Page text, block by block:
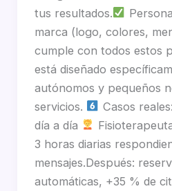
tus resultados.
marca (logo, colores,
cumple con todos estos
está diseñado
autónomos y pequeños
servicios.
Casos
día a día
3 horas diarias
mensajes.Después:
automáticas, +35 % de